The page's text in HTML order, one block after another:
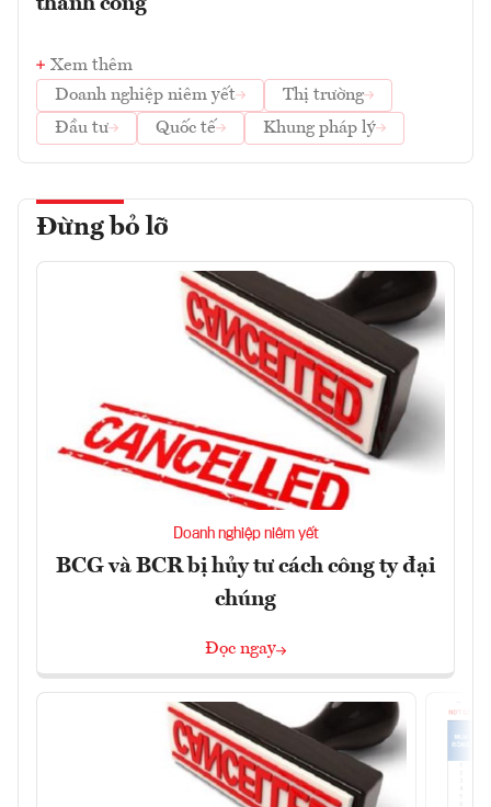
Xem thêm
Doanh nghiệp niêm yết
Thị trường
Đầu tư
Quốc tế Khung pháp lý
Đừng bỏ lỡ
Doanh nghiệp niêm yết
BCG và BCR bị hủy tư cách công ty đại
chúng
Đọc ngay